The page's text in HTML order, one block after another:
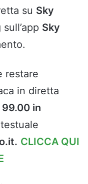
su Sky
Sky
restare
in diretta
99.00 in
CLICCA QUI